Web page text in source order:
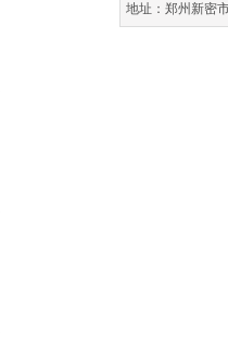
地址：郑州新密